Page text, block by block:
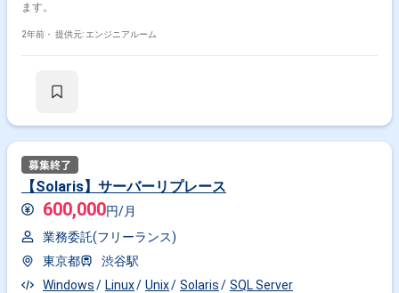
ます。
2年前・ 提供元: エンジニアルーム
【Solaris】サーバーリプレース
600,000円/月
業務委託(フリーランス)
東京都
渋谷駅
Windows
Linux Unix Solaris
SQL Server